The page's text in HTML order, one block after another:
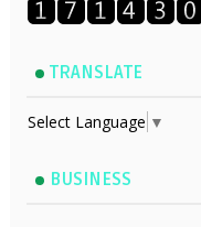
TRANSLATE
Select Language ▼
BUSINESS